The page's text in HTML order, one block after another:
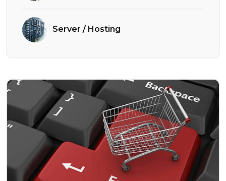
Server / Hosting